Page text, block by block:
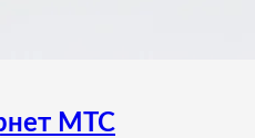
МТС